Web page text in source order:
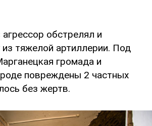
обстрелял и
тяжелой артиллерии. Под
громада и
повреждены 2 частных
без жертв.